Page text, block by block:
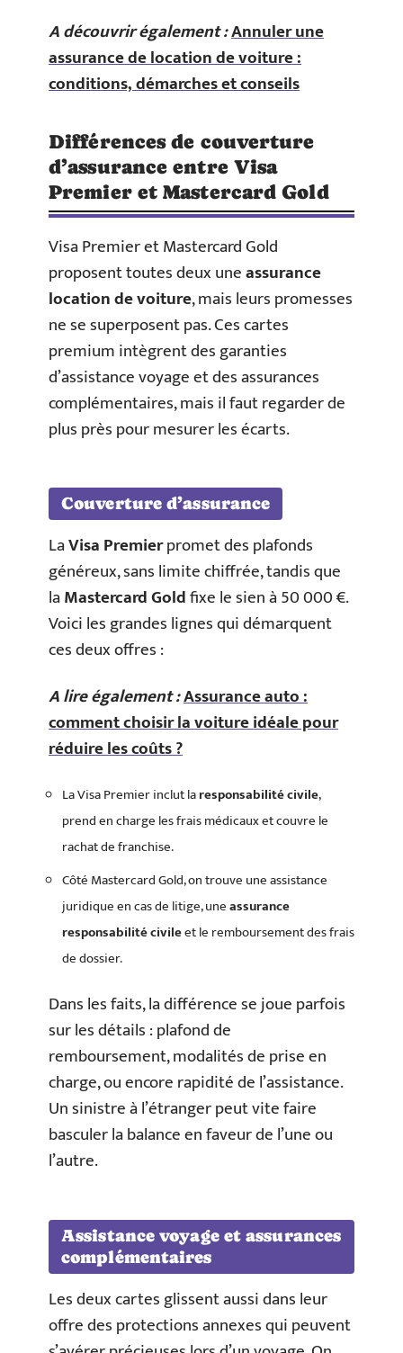
A découvrir également :Annuler une
assurance de location de voiture :
conditions, démarches et conseils
Différences de couverture
d’assurance entre Visa
Premier et Mastercard Gold
Visa Premier et Mastercard Gold
proposent toutes deux uneassurance
location de voiture, mais leurs promesses
ne se superposent pas. Ces cartes
premium intègrent des garanties
d’assistance voyage et des assurances
complémentaires, mais il faut regarder de
plus près pour mesurer les écarts.
Couverture d’assurance
LaVisa Premierpromet des plafonds
généreux, sans limite chiffrée, tandis que
laMastercard Goldfixe le sien à 50 000 €.
Voici les grandes lignes qui démarquent
ces deux offres :
A lire également :Assurance auto :
comment choisir la voiture idéale pour
réduire les coûts ?
La Visa Premier inclut laresponsabilité civile,
prend en charge les frais médicaux et couvre le
rachat de franchise.
Côté Mastercard Gold, on trouve une assistance
juridique en cas de litige, uneassurance
responsabilité civileet le remboursement des frais
de dossier.
Dans les faits, la différence se joue parfois
sur les détails : plafond de
remboursement, modalités de prise en
charge, ou encore rapidité de l’assistance.
Un sinistre à l’étranger peut vite faire
basculer la balance en faveur de l’une ou
l’autre.
Assistance voyage et assurances
complémentaires
Les deux cartes glissent aussi dans leur
offre des protections annexes qui peuvent